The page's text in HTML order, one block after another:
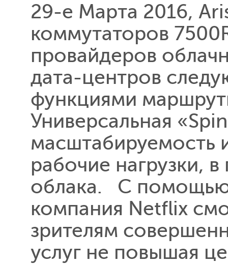
29-е Марта 2016,
коммутаторов
провайдеров
дата-центров
функциями
Универсальная
масштабируемость
рабочие нагрузки,
облака. С помощью
компания Netflix
зрителям
услуг не повышая